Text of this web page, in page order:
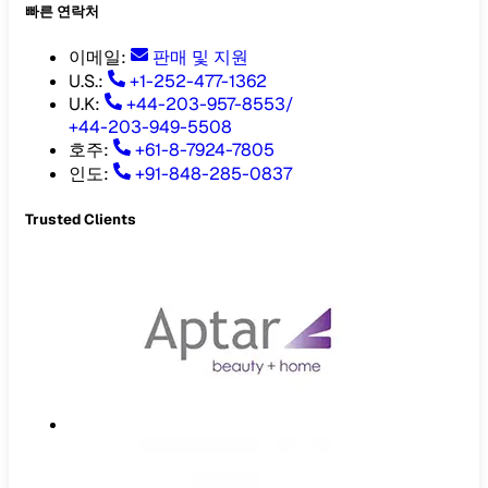
빠른 연락처
이메일:
판매 및 지원
U.S.:
+1-252-477-1362
U.K:
+44-203-957-8553/
+44-203-949-5508
호주:
+61-8-7924-7805
인도: +91-848-285-0837
Trusted Clients